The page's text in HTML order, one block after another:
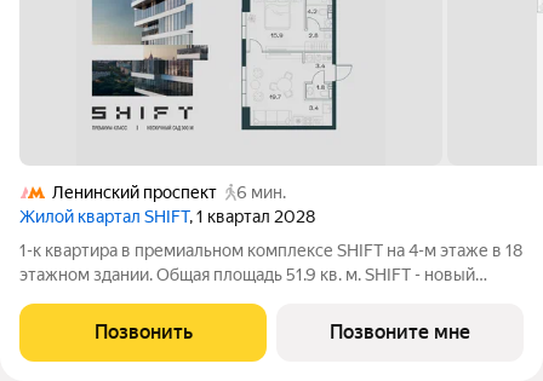
Ленинский проспект
6 мин.
Жилой квартал SHIFT, 1 квартал 2028
1-к квартира в премиальном комплексе SHIFT на 4-м этаже в 18
этажном здании. Общая площадь 51.9 кв. м. SHIFT - новый
районе, в 300 м от Нескучного сада. Главная особенность
проекта - 5 башен, в
Позвонить Позвоните мне